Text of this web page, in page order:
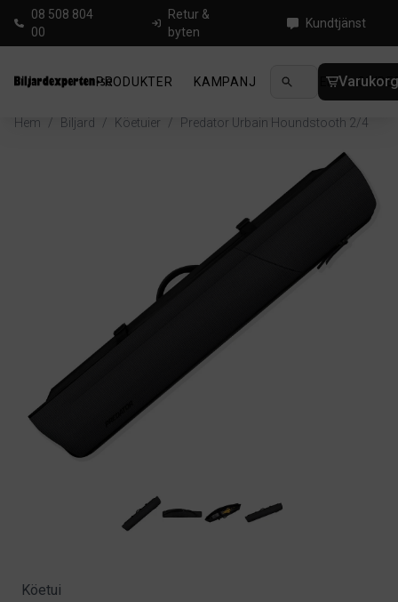
08 508 804
00
Retur &
byten
Kundtjänst
PRODUKTER KAMPANJ NYHETER
Hem / Biljard / Köetuier / Predator Urbain Houndstooth 2/4
Köetui